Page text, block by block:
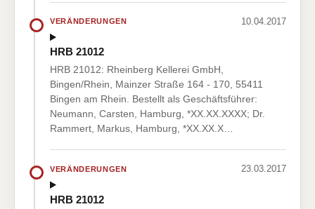
VERÄNDERUNGEN 10.04.2017
HRB 21012
HRB 21012: Rheinberg Kellerei GmbH,
Bingen/Rhein, Mainzer Straße 164 - 170, 55411
Bingen am Rhein. Bestellt als Geschäftsführer:
Neumann, Carsten, Hamburg, *XX.XX.XXXX; Dr.
Rammert, Markus, Hamburg, *XX.XX.X…
VERÄNDERUNGEN 23.03.2017
HRB 21012